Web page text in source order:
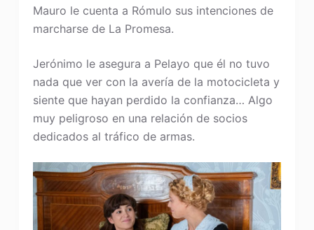
Mauro le cuenta a Rómulo sus intenciones de
marcharse de La Promesa.
Jerónimo le asegura a Pelayo que él no tuvo
nada que ver con la avería de la motocicleta y
siente que hayan perdido la confianza… Algo
muy peligroso en una relación de socios
dedicados al tráfico de armas.